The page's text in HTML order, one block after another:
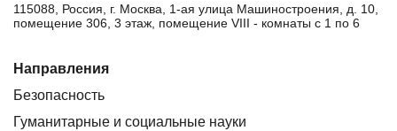
115088, Россия, г. Москва, 1-ая улица Машиностроения, д. 10,
помещение 306, 3 этаж, помещение VIII - комнаты с 1 по 6
Направления
Безопасность
Гуманитарные и социальные науки